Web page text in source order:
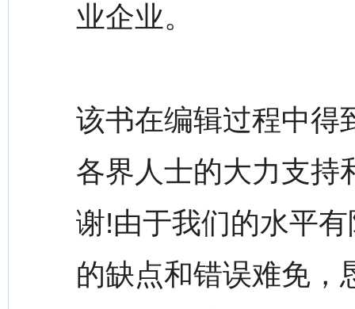
业企业。
该书在编辑过程中得
各界人士的大力支持
谢!由于我们的水平
的缺点和错误难免，